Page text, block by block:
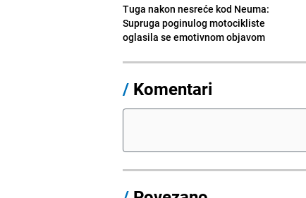
Tuga nakon nesreće kod Neuma:
Supruga poginulog motocikliste
oglasila se emotivnom objavom
/ Komentari